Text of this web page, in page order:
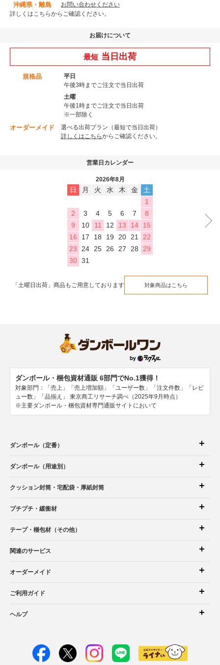
沖縄県・離島
お問い合わせください
詳しくはこちらからご確認ください。
お届けについて
最短 当日出荷
規格品
平日
午後3時までご注文で当日出荷
土曜
午後1時までご注文で当日出荷
※一部除く
オーダーメイド
選べる出荷プラン（最短で当日出荷）
詳しくはこちらからご確認ください。
営業日カレンダー
2026年8月
日 月 火 水 木 金
土
1
2
3 4 5 6 7
8
9
10 11 12 13 14
15
16
17 18 19 20 21
22
23
24 25 26 27 28
29
30 31
「土曜日出荷」商品もご用意しております 対象商品はこちら
ダンボール・梱包資材通販 6部門でNo.1獲得！
対象部門：「売上」「売上増加額」「ユーザー数」「注文件数」「レビ
ュー数」「品揃え」
東京商工リサーチ調べ（2025年9月時点）
※主要ダンボール・梱包資材専門通販サイトにおいて
ダンボール（定番）
ダンボール（用途別）
クッション封筒 ・宅配袋 ・厚紙封筒
プチプチ・緩衝材
テープ・梱包材（その他）
関連のサービス
オーダーメイド
ご利用ガイド
ヘルプ